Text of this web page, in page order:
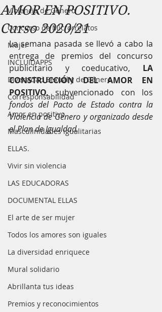
Violencia de Género
Concurso de Microrrelatos
Mujer
INCLUIDAPPS
Diversidad Sexual y de Género
Corresponsabilidad
Amor en positivo
Masculinidades igualitarias
ELLAS.
Vivir sin violencia
LAS EDUCADORAS
DOCUMENTAL ELLAS
El arte de ser mujer
Todos los amores son iguales
La diversidad enriquece
Mural solidario
Abrillanta tus ideas
Premios y reconocimientos
AMOR EN POSITIVO.
Curso 2020/21
La semana pasada se llevó a cabo la
entrega de premios del concurso
publicitario y coeducativo, LA
CONSTRUCCIÓN DEL AMOR EN
POSITIVO,
fondos del Pacto de Estado contra la
Violencia de Género y organizado desde
el Plan de Igualdad.